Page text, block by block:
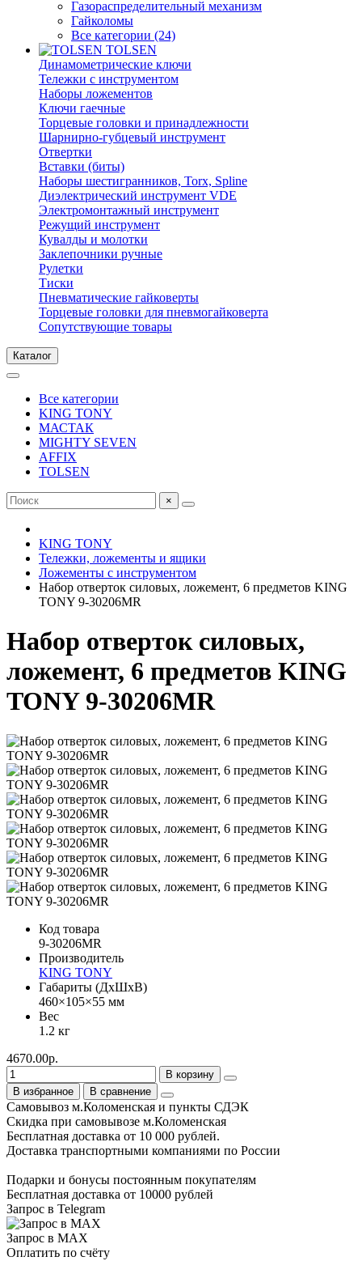
Газораспределительный механизм
Гайколомы
Все категории (24)
TOLSEN
Динамометрические ключи
Тележки с инструментом
Наборы ложементов
Ключи гаечные
Торцевые головки и принадлежности
Шарнирно-губцевый инструмент
Отвертки
Вставки (биты)
Наборы шестигранников, Torx, Spline
Диэлектрический инструмент VDE
Электромонтажный инструмент
Режущий инструмент
Кувалды и молотки
Заклепочники ручные
Рулетки
Тиски
Пневматические гайковерты
Торцевые головки для пневмогайковерта
Сопутствующие товары
Каталог
Все категории
KING TONY
МАСТАК
MIGHTY SEVEN
AFFIX
TOLSEN
×
KING TONY
Тележки, ложементы и ящики
Ложементы с инструментом
Набор отверток силовых, ложемент, 6 предметов KING
TONY 9-30206MR
Набор отверток силовых,
ложемент, 6 предметов KING
TONY 9-30206MR
Код товара
9-30206MR
Производитель
KING TONY
Габариты (ДхШхВ)
460×105×55 мм
Вес
1.2 кг
4670.00р.
В корзину
В избранное
В сравнение
Самовывоз м.Коломенская и пункты СДЭК
Скидка при самовывозе м.Коломенская
Бесплатная доставка от 10 000 рублей.
Доставка транспортными компаниями по России
Подарки и бонусы постоянным покупателям
Бесплатная доставка от 10000 рублей
Запрос в Telegram
Запрос в MAX
Оплатить по счёту